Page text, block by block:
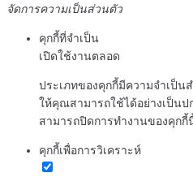
จัดการความเป็นส่วนตัว
คุกกี้ที่จำเป็น
เปิดใช้งานตลอด
ประเภทของคุกกี้มีความจำเป็น
ให้คุณสามารถใช้ได้อย่างเป็น
สามารถปิดการทำงานของคุกกี้
คุกกี้เพื่อการวิเคราะห์